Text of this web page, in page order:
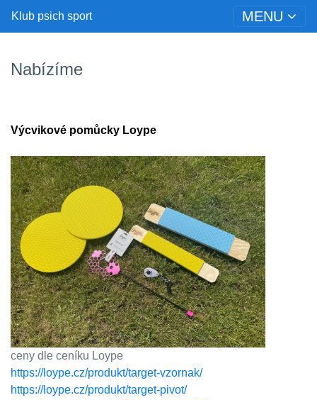
Klub psich sport MENU
Nabízíme
Výcvikové pomůcky Loype
ceny dle ceníku Loype
https://loype.cz/produkt/target-vzornak/
https://loype.cz/produkt/target-pivot/